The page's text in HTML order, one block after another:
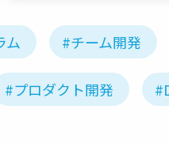
ム #チーム開発
#プロダクト開発